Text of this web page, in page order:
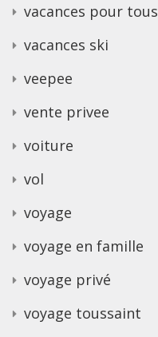
vacances pour tous
vacances ski
veepee
vente privee
voiture
vol
voyage
voyage en famille
voyage privé
voyage toussaint